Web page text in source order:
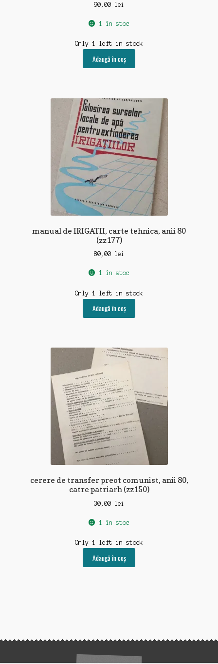
90,00 lei
1 în stoc
Only 1 left in stock
Adaugă în coș
manual de IRIGATII, carte tehnica, anii 80
(zz177)
80,00 lei
1 în stoc
Only 1 left in stock
Adaugă în coș
cerere de transfer preot comunist, anii 80,
catre patriarh (zz150)
30,00 lei
1 în stoc
Only 1 left in stock
Adaugă în coș